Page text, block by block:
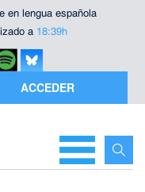
en lengua española
a 18:39h
ACCEDER